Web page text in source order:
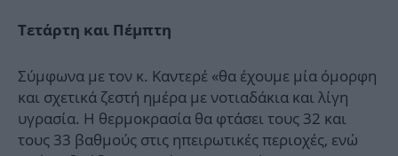
Τετάρτη και Πέμπτη
Σύμφωνα με τον κ. Καντερέ «θα έχουμε μία όμορφη
και σχετικά ζεστή ημέρα με νοτιαδάκια και λίγη
υγρασία. Η θερμοκρασία θα φτάσει τους 32 και
τους 33 βαθμούς στις ηπειρωτικές περιοχές, ενώ